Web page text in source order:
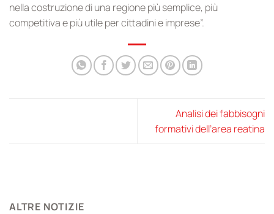
nella costruzione di una regione più semplice, più
competitiva e più utile per cittadini e imprese”.
Analisi dei fabbisogni
formativi dell’area reatina
ALTRE NOTIZIE